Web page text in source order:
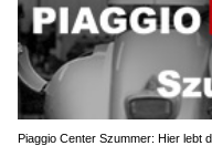
Piaggio Center Szummer: Hier lebt